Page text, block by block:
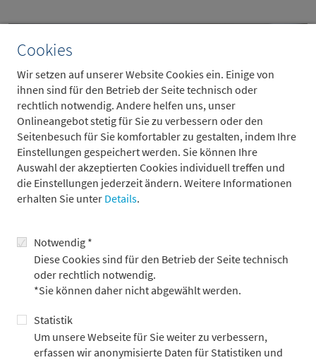
Cookies
Wir setzen auf unserer Website Cookies ein. Einige von
ihnen sind für den Betrieb der Seite technisch oder
rechtlich notwendig. Andere helfen uns, unser
Onlineangebot stetig für Sie zu verbessern oder den
Seitenbesuch für Sie komfortabler zu gestalten, indem Ihre
Einstellungen gespeichert werden. Sie können Ihre
Auswahl der akzeptierten Cookies individuell treffen und
die Einstellungen jederzeit ändern. Weitere Informationen
erhalten Sie unter Details.
Notwendig *
Diese Cookies sind für den Betrieb der Seite technisch
oder rechtlich notwendig.
*Sie können daher nicht abgewählt werden.
Statistik
Um unsere Webseite für Sie weiter zu verbessern,
erfassen wir anonymisierte Daten für Statistiken und
zurück